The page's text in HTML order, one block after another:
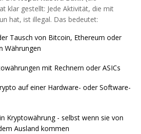
klar gestellt: Jede Aktivität, die mit
hat, ist illegal. Das bedeutet:
Tausch von Bitcoin, Ethereum oder
Währungen
mit Rechnern oder ASICs
auf einer Hardware- oder Software-
Kryptowährung - selbst wenn sie von
Ausland kommen